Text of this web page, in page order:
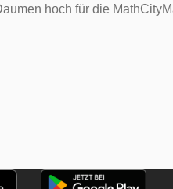
hoch für die